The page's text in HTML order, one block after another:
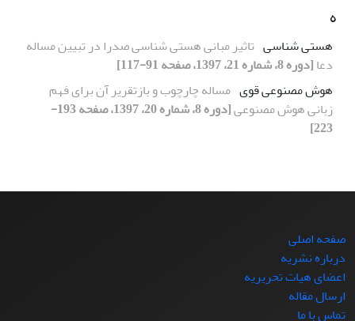
ه
هستی شناسی تاثیر مبانی هستی شناسی صدرا در تبیین مساله
دعا[دوره 8، شماره 21، 1397، صفحه 91-117]
هوش مصنوعی قوی مساله چارچوب و بازتقریر آن برای فهم
زبانی هوش مصنوعی
[دوره 8، شماره 20، 1397، صفحه 193-
223]
صفحه اصلی
درباره نشریه
اعضای هیات تحریریه
ارسال مقاله
تماس با ما